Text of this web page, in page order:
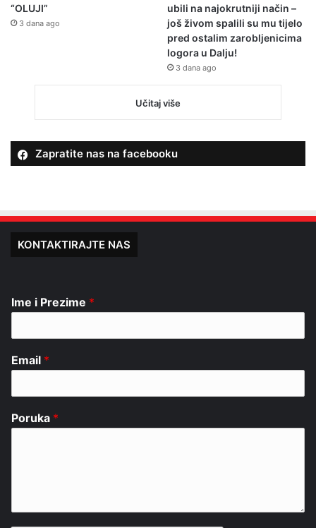
“OLUJI”
3 dana ago
ubili na najokrutniji način –
još živom spalili su mu tijelo
pred ostalim zarobljenicima
logora u Dalju!
3 dana ago
Učitaj više
Zapratite nas na facebooku
KONTAKTIRAJTE NAS
Ime i Prezime *
Email *
Poruka *